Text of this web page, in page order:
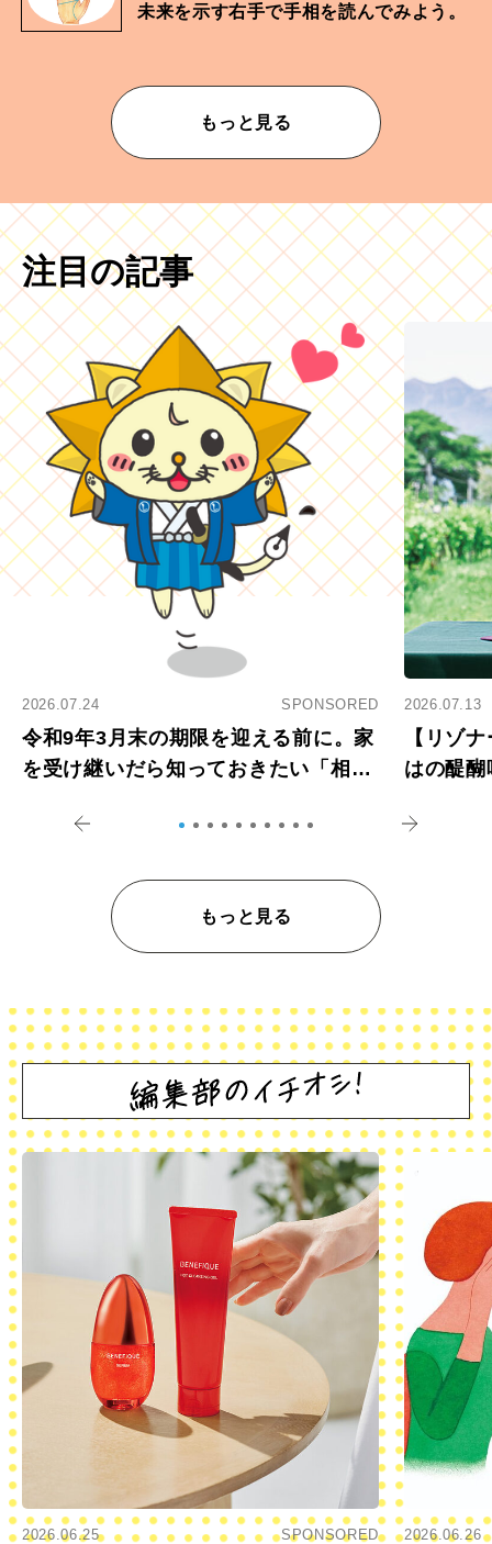
未来を示す右手で手相を読んでみよう。
もっと見る
注目の記事
2026.07.24 SPONSORED
令和9年3月末の期限を迎える前に。家
を受け継いだら知っておきたい「相続
2026.07.13
【リゾ
はの醍
もっと見る
2026.06.25 SPONSORED 2026.06.26